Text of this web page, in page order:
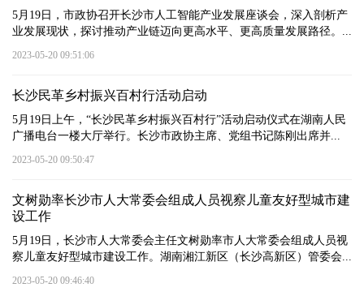
5月19日，市政协召开长沙市人工智能产业发展座谈会，深入剖析产
业发展现状，探讨推动产业链迈向更高水平、更高质量发展路径。...
2023-05-20 09:51:06
长沙民革乡村振兴百村行活动启动
5月19日上午，“长沙民革乡村振兴百村行”活动启动仪式在湖南人民
广播电台一楼大厅举行。长沙市政协主席、党组书记陈刚出席并...
2023-05-20 09:50:47
文树勋率长沙市人大常委会组成人员视察儿童友好型城市建
设工作
5月19日，长沙市人大常委会主任文树勋率市人大常委会组成人员视
察儿童友好型城市建设工作。湖南湘江新区（长沙高新区）管委会...
2023-05-20 09:46:40